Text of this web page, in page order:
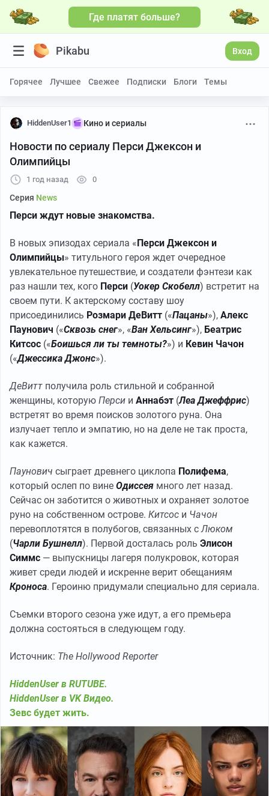
Где платят больше?
Pikabu Вход
Горячее Лучшее Свежее Подписки Блоги Темы
HiddenUser1 Кино и сериалы
Новости по сериалу Перси Джексон и
Олимпийцы
1 год назад 0
Серия News
Перси ждут новые знакомства.
В новых эпизодах сериала «Перси Джексон и
Олимпийцы» титульного героя ждет очередное
увлекательное путешествие, и создатели фэнтези как
раз нашли тех, кого Перси (Уокер Скобелл) встретит на
своем пути. К актерскому составу шоу
присоединились Розмари ДеВитт («Пацаны»), Алекс
Паунович («Сквозь снег», «Ван Хельсинг»), Беатрис
Китсос («Боишься ли ты темноты?») и Кевин Чачон
(«Джессика Джонс»).
ДеВитт получила роль стильной и собранной
женщины, которую Перси и Аннабэт (Леа Джеффрис)
встретят во время поисков золотого руна. Она
излучает тепло и эмпатию, но на деле не так проста,
как кажется.
Паунович сыграет древнего циклопа Полифема,
который ослеп по вине Одиссея много лет назад.
Сейчас он заботится о животных и охраняет золотое
руно на собственном острове. Китсос и Чачон
перевоплотятся в полубогов, связанных сЛюком
(Чарли Бушнелл). Первой досталась роль Элисон
Симмс — выпускницы лагеря полукровок, которая
живет среди людей и искренне верит обещаниям
Кроноса. Героиню придумали специально для сериала.
Съемки второго сезона уже идут, а его премьера
должна состояться в следующем году.
Источник: The Hollywood Reporter
HiddenUser в RUTUBE.
HiddenUser в VK Видео.
Зевс будет жить.